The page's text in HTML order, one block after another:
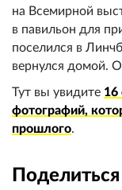
на Всемирной
в павильон для
поселился в
вернулся домой.
Тут вы увидите 16
фотографий,
прошлого.